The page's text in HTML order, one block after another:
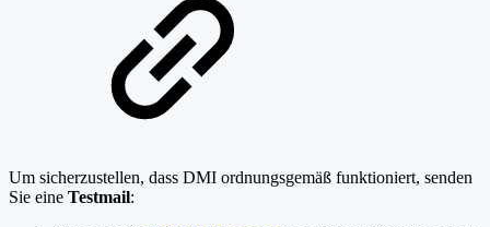
Um sicherzustellen, dass DMI ordnungsgemäß funktioniert, senden
Sie eine Testmail: